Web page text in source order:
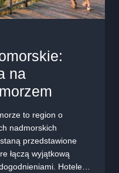
na
to region o
nadmorskich
przedstawione
łączą wyjątkową
Hotele…